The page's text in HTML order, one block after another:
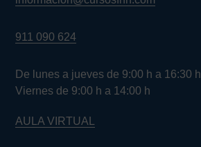
911 090 624
De lunes a jueves de 9:00 h a 16:30 h
Viernes de 9:00 h a 14:00 h
AULA VIRTUAL